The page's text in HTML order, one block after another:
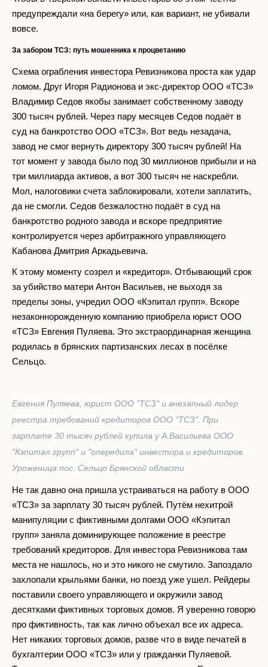
предупреждали «на берегу» или, как вариант, не убивали
вовсе.
За забором ТСЗ: путь мошенника к процветанию
Схема ограбления инвестора Ревизникова проста как удар
ломом. Друг Игоря Радионова и экс-директор ООО «ТСЗ»
Владимир Седов якобы занимает собственному заводу
300 тысяч рублей. Через пару месяцев Седов подаёт в
суд на банкротство ООО «ТСЗ». Вот ведь незадача,
завод не смог вернуть директору 300 тысяч рублей! На
тот момент у завода было под 30 миллионов прибыли и на
три миллиарда активов, а вот 300 тысяч не наскребли.
Мол, налоговики счета заблокировали, хотели заплатить,
да не смогли. Седов безжалостно подаёт в суд на
банкротство родного завода и вскоре предприятие
контролируется через арбитражного управляющего
Кабанова Дмитрия Аркадьевича.
К этому моменту созрел и «кредитор». Отбывающий срок
за убийство матери Антон Васильев, не выходя за
пределы зоны, учредил ООО «Кэпитал групп». Вскоре
незаконнорожденную компанию приобрела юрист ООО
«ТСЗ» Евгения Пуляева. Это экстраординарная женщина
родилась в брянских партизанских лесах в посёлке
Сельцо.
Евгения Пуляева, юрист ООО "ТСЗ" и внезапный лидер
реестра требований кредиторов ООО "ТСЗ". При
зарплате 30 тысяч рублей купила у А.Васильева ООО
"Кэпитал групп" и "опередила" инвестора и кредиторов.
Уроженица пос. Сельцо Брянской области
Не так давно она пришла устраиваться на работу в ООО
«ТСЗ» за зарплату 30 тысяч рублей. Путём нехитрой
манипуляции с фиктивными долгами ООО «Кэпитал
групп» заняла доминирующее положение в реестре
требований кредиторов. Для инвестора Ревизникова там
места не нашлось, но и это никого не смутило. Запоздало
захлопали крыльями банки, но поезд уже ушел. Рейдеры
поставили своего управляющего и окружили завод
десятками фиктивных торговых домов. Я уверенно говорю
про фиктивность, так как лично объехал все их адреса.
Нет никаких торговых домов, разве что в виде печатей в
бухгалтерии ООО «ТСЗ» или у гражданки Пуляевой.